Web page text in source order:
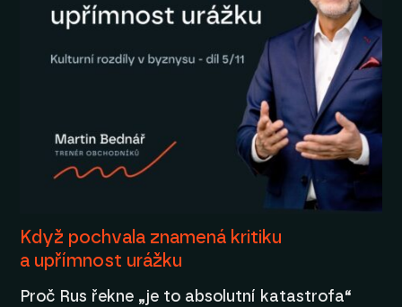
Když pochvala znamená kritiku
a upřímnost urážku
Proč Rus řekne „je to absolutní katastrofa“